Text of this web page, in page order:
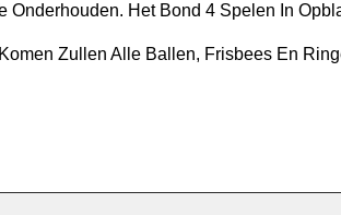
Het Bond 4 Spelen In
Zullen Alle Ballen, Frisbees En